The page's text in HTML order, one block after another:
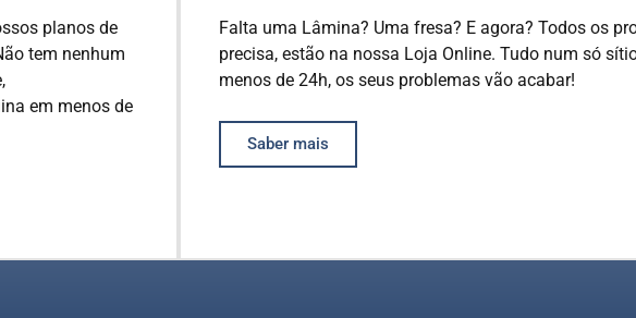
planos de
tem nenhum
em menos de
Falta uma Lâmina? Uma fresa? E agora? Todos os
precisa, estão na nossa Loja Online. Tudo num só
menos de 24h, os seus problemas vão acabar!
Saber mais